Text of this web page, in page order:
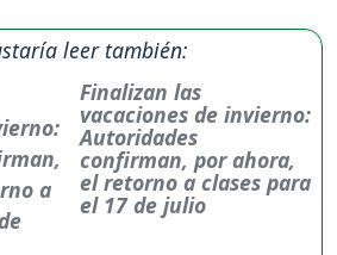
leer también:
Finalizan las
vacaciones de invierno:
Autoridades
confirman, por ahora,
el retorno a clases para
el 17 de julio